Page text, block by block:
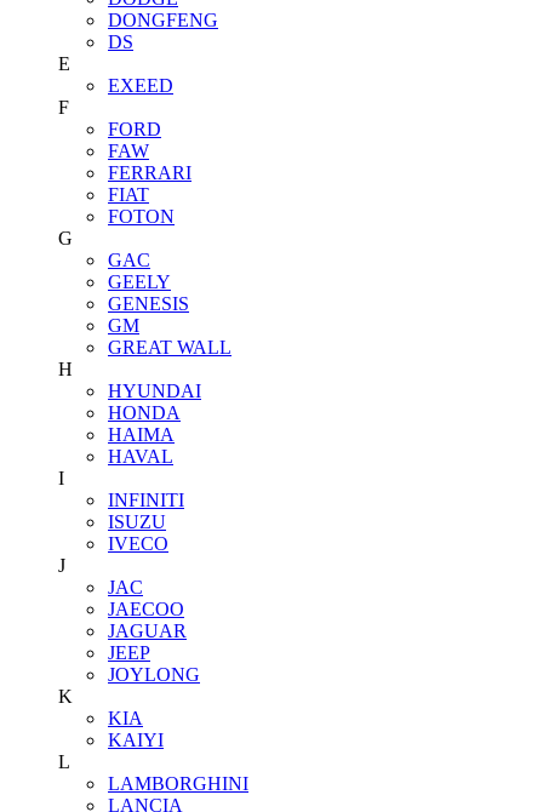
DONGFENG
DS
E
EXEED
F
FORD
FAW
FERRARI
FIAT
FOTON
G
GAC
GEELY
GENESIS
GM
GREAT WALL
H
HYUNDAI
HONDA
HAIMA
HAVAL
I
INFINITI
ISUZU
IVECO
J
JAC
JAECOO
JAGUAR
JEEP
JOYLONG
K
KIA
KAIYI
L
LAMBORGHINI
LANCIA